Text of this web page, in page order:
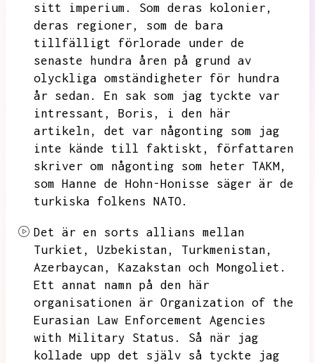
sitt imperium.
Som deras kolonier,
deras regioner,
som de bara
tillfälligt förlorade under de
senaste hundra åren på grund av
olyckliga omständigheter för hundra
år sedan.
En sak som jag tyckte var
intressant,
Boris,
i den här
artikeln,
det var någonting som jag
inte kände till faktiskt,
författaren
skriver om någonting som heter TAKM,
som Hanne de Hohn-Honisse säger är de
turkiska folkens NATO.
Det är en sorts allians mellan
Turkiet,
Uzbekistan,
Turkmenistan,
Azerbaycan,
Kazakstan och Mongoliet.
Ett annat namn på den här
organisationen är Organization of the
Eurasian Law Enforcement Agencies
with Military Status.
Så när jag
kollade upp det själv så tyckte jag